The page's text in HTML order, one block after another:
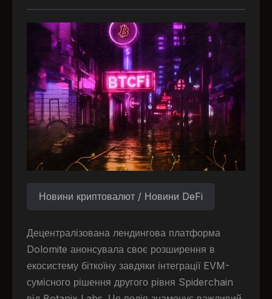
Новини криптовалют / Новини DeFi
Децентралізована лендингова платформа
Dolomite анонсувала своє розширення в
екосистему біткоїну завдяки інтеграції EVM-
сумісного рішення другого рівня Spiderchain